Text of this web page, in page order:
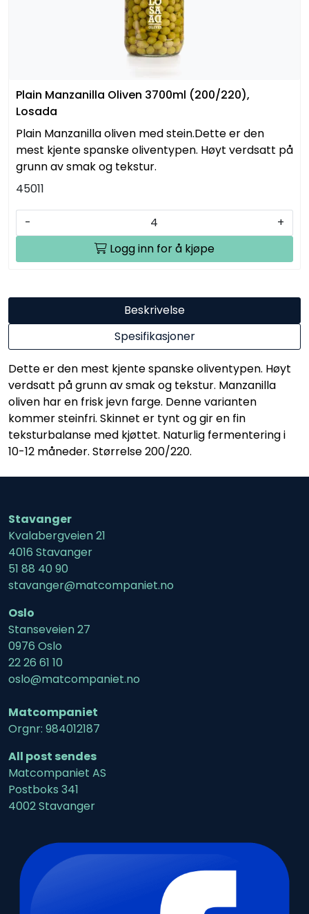
Plain Manzanilla Oliven 3700ml (200/220),
Losada
Plain Manzanilla oliven med stein.Dette er den
mest kjente spanske oliventypen. Høyt verdsatt på
grunn av smak og tekstur.
45011
-
+
Logg inn for å kjøpe
Beskrivelse
Spesifikasjoner
Dette er den mest kjente spanske oliventypen. Høyt
verdsatt på grunn av smak og tekstur. Manzanilla
oliven har en frisk jevn farge. Denne varianten
kommer steinfri. Skinnet er tynt og gir en fin
teksturbalanse med kjøttet. Naturlig fermentering i
10-12 måneder. Størrelse 200/220.
Stavanger
Kvalabergveien 21
4016 Stavanger
51 88 40 90
stavanger@matcompaniet.no
Oslo
Stanseveien 27
0976 Oslo
22 26 61 10
oslo@matcompaniet.no
Matcompaniet
Orgnr: 984012187
All post sendes
Matcompaniet AS
Postboks 341
4002 Stavanger